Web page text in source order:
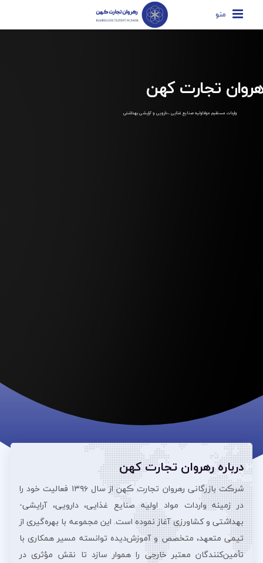
منو
تجارت کهن
واردات مستقیم مواداولیه صنایع غذایی ، دارویی و آرایشی بهداشتی
درباره رهروان تجارت کهن
شرڪت بازرگانی رهروان تجارت ڪهن از سال ۱۳۹۶ فعالیت خود را
در زمینه واردات مواد اولیه صنایع غذایی، دارویی، آرایشی‌-
بهداشتی و کشاورزی آغاز نموده است. این مجموعه با بهره‌گیری از
تیمی متعهد، متخصص و آموزش‌دیده توانسته مسیر همکاری با
تأمین‌کنندگان معتبر خارجی را هموار سازد تا نقش مؤثری در